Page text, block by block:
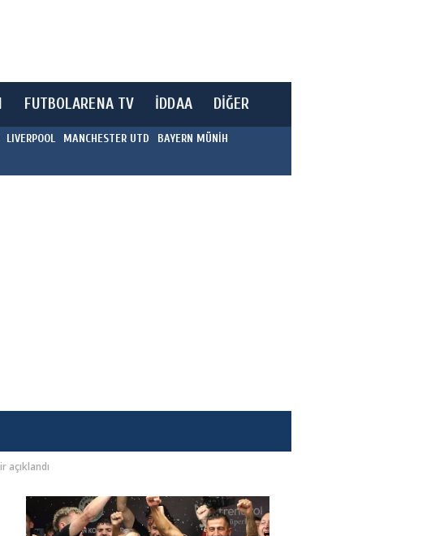
FUTBOLARENA TV İDDAA DİĞER
LIVERPOOL MANCHESTER UTD
BAYERN MÜNİH
açıklandı